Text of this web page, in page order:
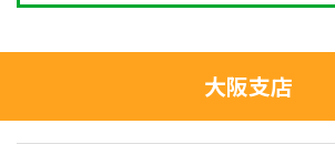
大阪支店